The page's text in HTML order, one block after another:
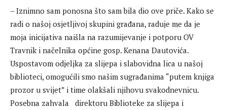
– Iznimno sam ponosna što sam bila dio ove priče. Kako se
radi o našoj osjetljivoj skupini građana, raduje me da je
moja inicijativa naišla na razumijevanje i potporu OV
Travnik i načelnika općine gosp. Kenana Dautovića.
Uspostavom odjeljka za slijepa i slabovidna lica u našoj
biblioteci, omogućili smo našim sugrađanima “putem knjiga
prozor u svijet” i time olakšali njihovu svakodnevnicu.
Posebna zahvala direktoru Biblioteke za slijepa i